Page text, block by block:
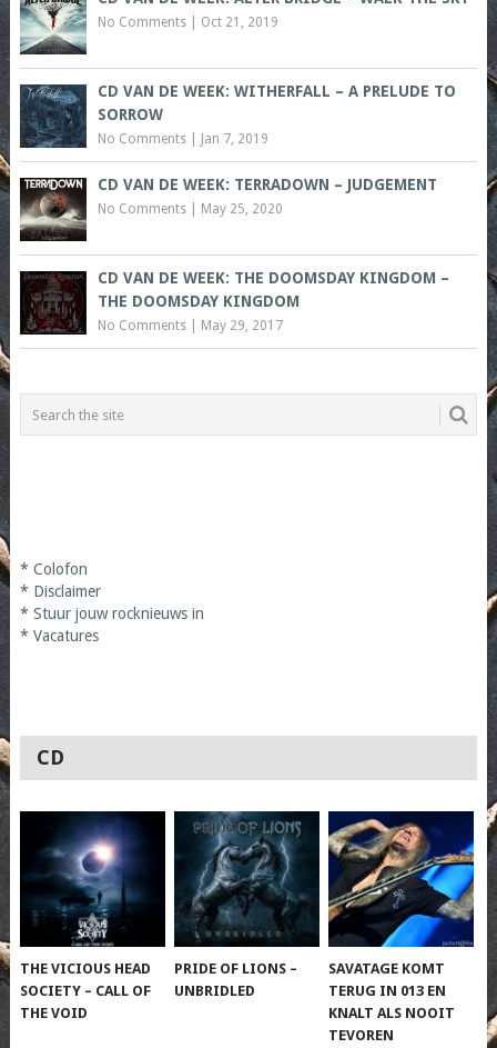
No Comments| Oct 21, 2019
CD VAN DE WEEK: WITHERFALL – A PRELUDE TO
SORROW
No Comments| Jan 7, 2019
CD VAN DE WEEK: TERRADOWN – JUDGEMENT
No Comments| May 25, 2020
CD VAN DE WEEK: THE DOOMSDAY KINGDOM –
THE DOOMSDAY KINGDOM
No Comments| May 29, 2017
* Colofon
* Disclaimer
* Stuur jouw rocknieuws in
* Vacatures
CD
THE VICIOUS HEAD
SOCIETY – CALL OF
THE VOID
PRIDE OF LIONS –
UNBRIDLED
SAVATAGE KOMT
TERUG IN 013 EN
KNALT ALS NOOIT
TEVOREN